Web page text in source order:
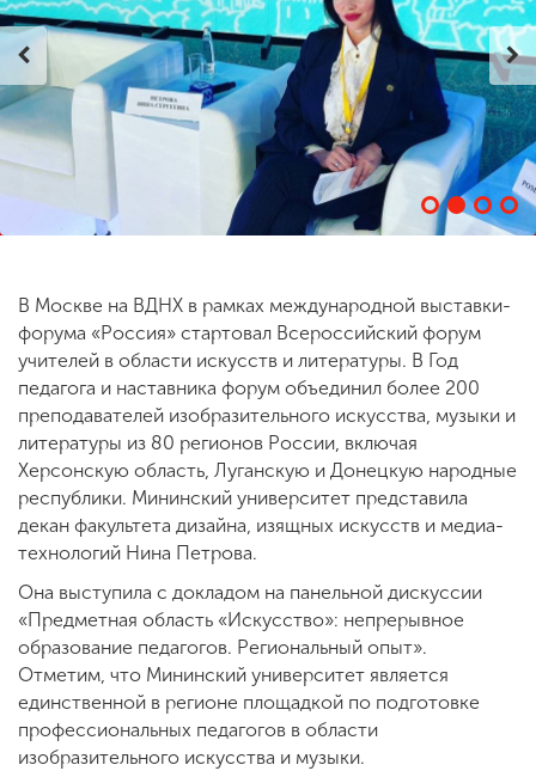
ENG SPN CHI
Приемная
комиссия
+7 (831) 262-26-20
В Москве на ВДНХ в рамках международной выставки-
форума «Россия» стартовал Всероссийский форум
учителей в области искусств и литературы. В Год
педагога и наставника форум объединил более 200
преподавателей изобразительного искусства, музыки и
литературы из 80 регионов России, включая
Херсонскую область, Луганскую и Донецкую народные
республики. Мининский университет представила
декан факультета дизайна, изящных искусств и медиа-
технологий Нина Петрова.
Она выступила с докладом на панельной дискуссии
«Предметная область «Искусство»: непрерывное
образование педагогов. Региональный опыт».
Отметим, что Мининский университет является
единственной в регионе площадкой по подготовке
профессиональных педагогов в области
изобразительного искусства и музыки.